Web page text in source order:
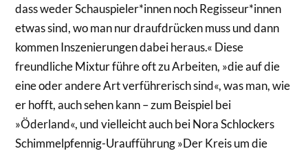
dass weder Schauspieler*innen noch Regisseur*innen
etwas sind, wo man nur draufdrücken muss und dann
kommen Inszenierungen dabei heraus.« Diese
freundliche Mixtur führe oft zu Arbeiten, »die auf die
eine oder andere Art verführerisch sind«, was man, wie
er hofft, auch sehen kann – zum Beispiel bei
»Öderland«, und vielleicht auch bei Nora Schlockers
Schimmelpfennig-Uraufführung »Der Kreis um die